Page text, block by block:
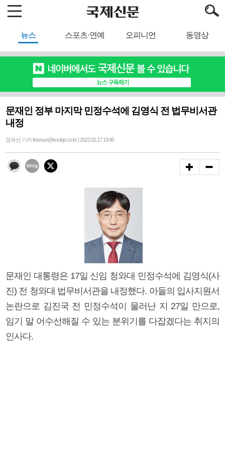
뉴스 스포츠·연예 오피니언 동영상
문재인 정부 마지막 민정수석에 김영식 전 법무비서관
내정
정유선 기자 freesun@kookje.co.kr | 2022.01.17 19:45
문재인 대통령은 17일 신임 청와대 민정수석에 김영식(사
진) 전 청와대 법무비서관을 내정했다. 아들의 입사지원서
논란으로 김진국 전 민정수석이 물러난 지 27일 만으로,
임기 말 어수선해질 수 있는 분위기를 다잡겠다는 취지의
인사다.